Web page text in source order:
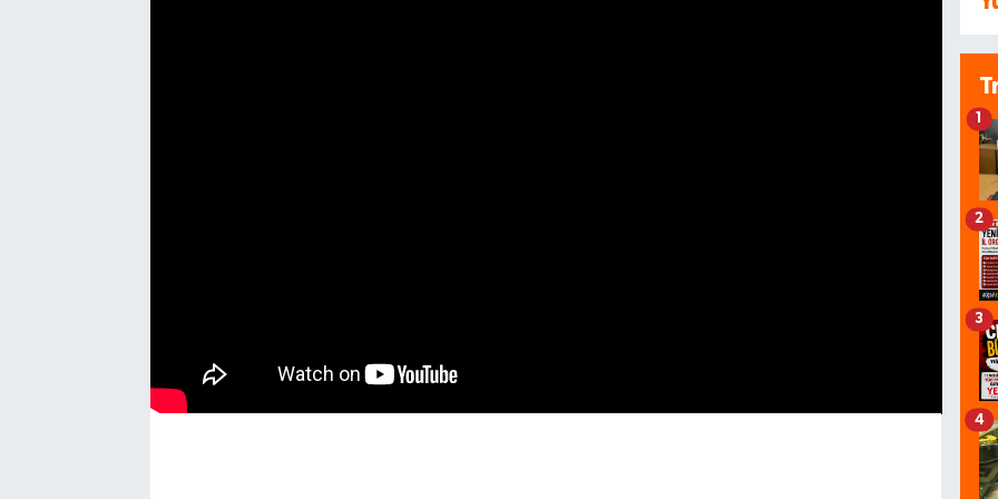
1
2
3
4